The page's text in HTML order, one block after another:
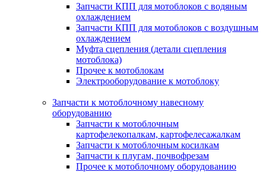
Запчасти КПП для мотоблоков с водяным
охлаждением
Запчасти КПП для мотоблоков с воздушным
охлаждением
Муфта сцепления (детали сцепления
мотоблока)
Прочее к мотоблокам
Электрооборудование к мотоблоку
Запчасти к мотоблочному навесному
оборудованию
Запчасти к мотоблочным
картофелекопалкам, картофелесажалкам
Запчасти к мотоблочным косилкам
Запчасти к плугам, почвофрезам
Прочее к мотоблочному оборудованию